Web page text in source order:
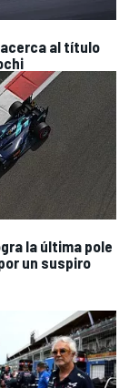
al título
la última pole
un suspiro